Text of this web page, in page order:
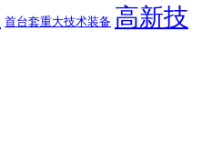
首台套重大技术装备 高新技